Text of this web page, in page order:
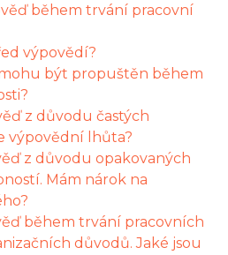
během trvání pracovní
výpovědí?
být propuštěn během
z důvodu častých
výpovědní lhůta?
z důvodu opakovaných
Mám nárok na
během trvání pracovních
důvodů. Jaké jsou